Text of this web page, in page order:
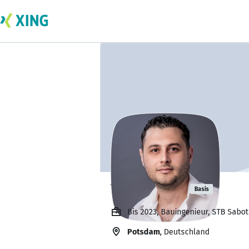
Yamin Amin Basis
Bis 2023, Bauingenieur, STB
Potsdam, Deutschland